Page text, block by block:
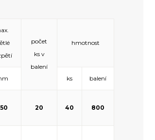
počet
ks v
balení
hmotnost
ks balení
20 40 800